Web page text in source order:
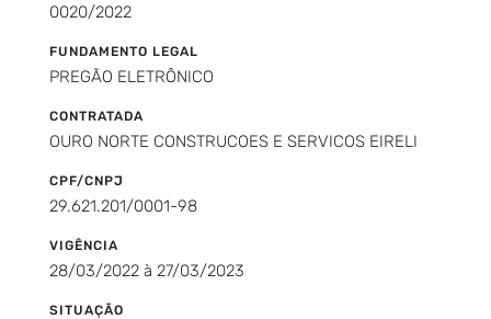
0020/2022
FUNDAMENTO LEGAL
PREGÃO ELETRÔNICO
CONTRATADA
OURO NORTE CONSTRUCOES E SERVICOS EIRELI
CPF/CNPJ
29.621.201/0001-98
VIGÊNCIA
28/03/2022 à 27/03/2023
SITUAÇÃO